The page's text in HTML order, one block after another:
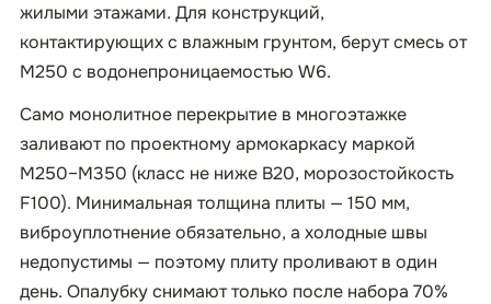
жилыми этажами. Для конструкций,
контактирующих с влажным грунтом, берут смесь от
М250 с водонепроницаемостью W6.
Само монолитное перекрытие в многоэтажке
заливают по проектному армокаркасу маркой
М250–М350 (класс не ниже B20, морозостойкость
F100). Минимальная толщина плиты — 150 мм,
виброуплотнение обязательно, а холодные швы
недопустимы — поэтому плиту проливают в один
день. Опалубку снимают только после набора 70%